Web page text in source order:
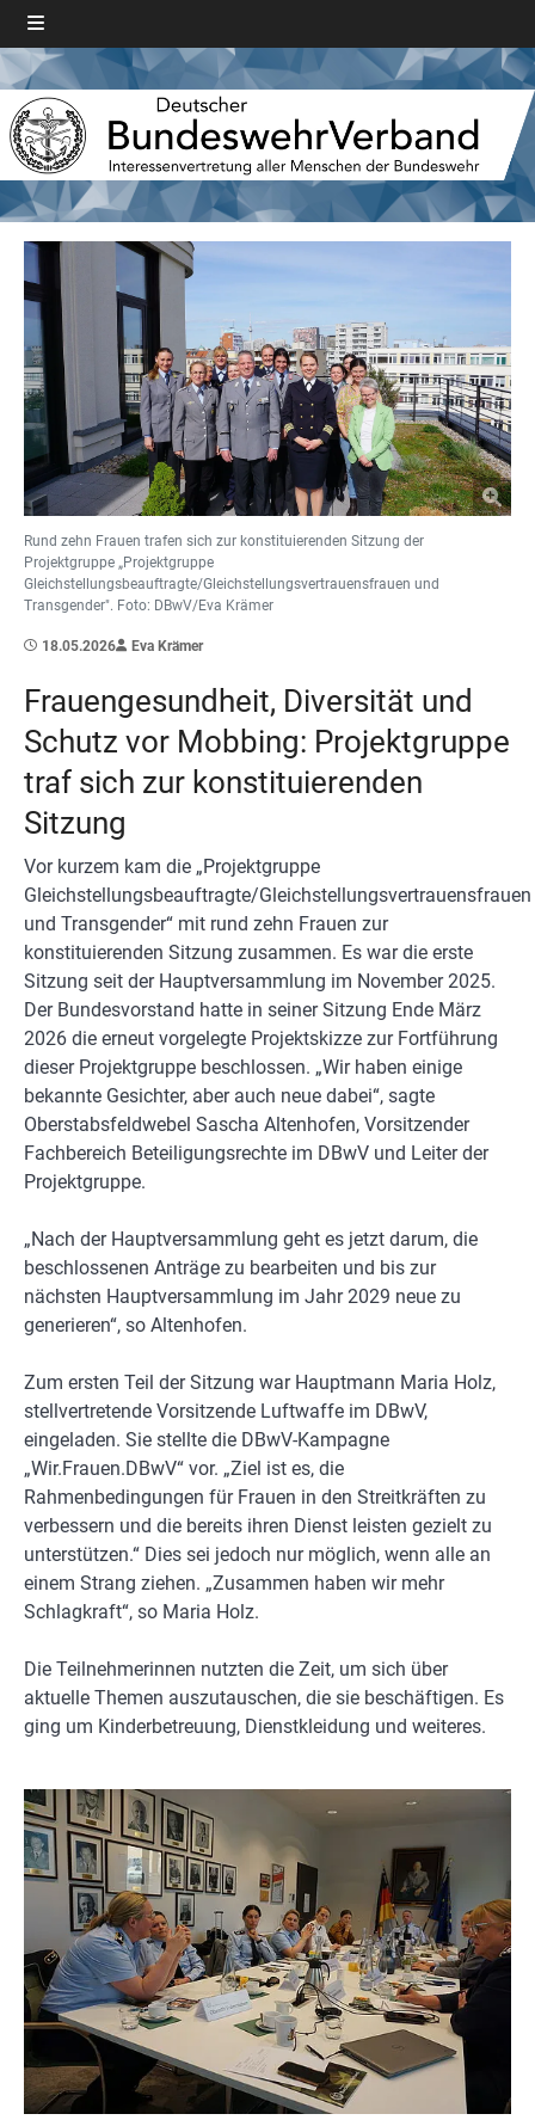
Rund zehn Frauen trafen sich zur konstituierenden Sitzung der
Projektgruppe „Projektgruppe
Gleichstellungsbeauftragte/Gleichstellungsvertrauensfrauen und
Transgender". Foto: DBwV/Eva Krämer
18.05.2026 Eva Krämer
Frauengesundheit, Diversität und
Schutz vor Mobbing: Projektgruppe
traf sich zur konstituierenden
Sitzung
Vor kurzem kam die „Projektgruppe
Gleichstellungsbeauftragte/Gleichstellungsvertrauensfrauen
und Transgender“ mit rund zehn Frauen zur
konstituierenden Sitzung zusammen. Es war die erste
Sitzung seit der Hauptversammlung im November 2025.
Der Bundesvorstand hatte in seiner Sitzung Ende März
2026 die erneut vorgelegte Projektskizze zur Fortführung
dieser Projektgruppe beschlossen. „Wir haben einige
bekannte Gesichter, aber auch neue dabei“, sagte
Oberstabsfeldwebel Sascha Altenhofen, Vorsitzender
Fachbereich Beteiligungsrechte im DBwV und Leiter der
Projektgruppe.
„Nach der Hauptversammlung geht es jetzt darum, die
beschlossenen Anträge zu bearbeiten und bis zur
nächsten Hauptversammlung im Jahr 2029 neue zu
generieren“, so Altenhofen.
Zum ersten Teil der Sitzung war Hauptmann Maria Holz,
stellvertretende Vorsitzende Luftwaffe im DBwV,
eingeladen. Sie stellte die DBwV-Kampagne
„Wir.Frauen.DBwV“ vor. „Ziel ist es, die
Rahmenbedingungen für Frauen in den Streitkräften zu
verbessern und die bereits ihren Dienst leisten gezielt zu
unterstützen.“ Dies sei jedoch nur möglich, wenn alle an
einem Strang ziehen. „Zusammen haben wir mehr
Schlagkraft“, so Maria Holz.
Die Teilnehmerinnen nutzten die Zeit, um sich über
aktuelle Themen auszutauschen, die sie beschäftigen. Es
ging um Kinderbetreuung, Dienstkleidung und weiteres.